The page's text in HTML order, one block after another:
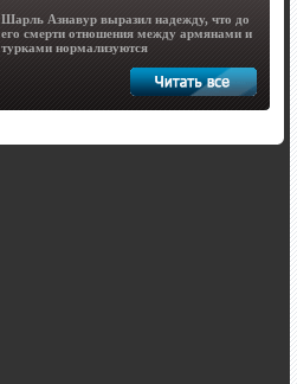
Шарль Азнавур выразил надежду, что до
его смерти отношения между армянами и
турками нормализуются